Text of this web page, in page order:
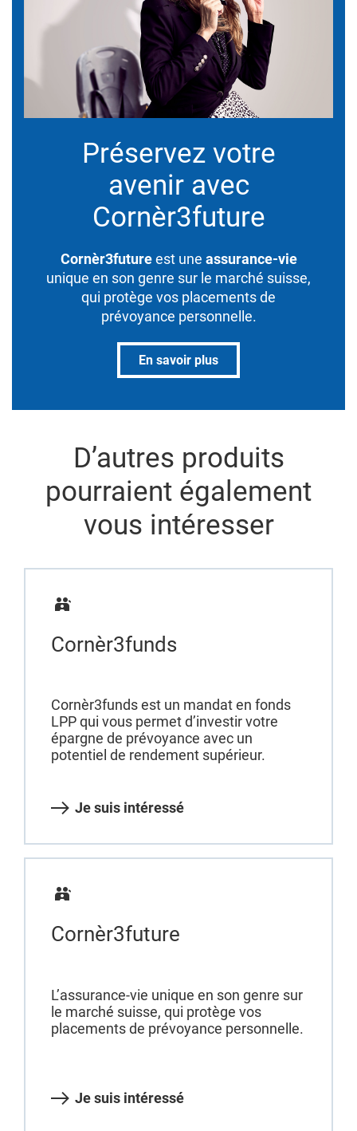
Préservez votre
avenir avec
Cornèr3future
Cornèr3futureest une assurance-vie
unique en son genre sur le marché suisse,
qui protège vos placements de
prévoyance personnelle.
En savoir plus
D’autres produits
pourraient également
vous intéresser
Cornèr3funds
Cornèr3funds est un mandat en fonds
LPP qui vous permet d’investir votre
épargne de prévoyance avec un
potentiel de rendement supérieur.
Je suis intéressé
Cornèr3future
L’assurance-vie unique en son genre sur
le marché suisse, qui protège vos
placements de prévoyance personnelle.
Je suis intéressé